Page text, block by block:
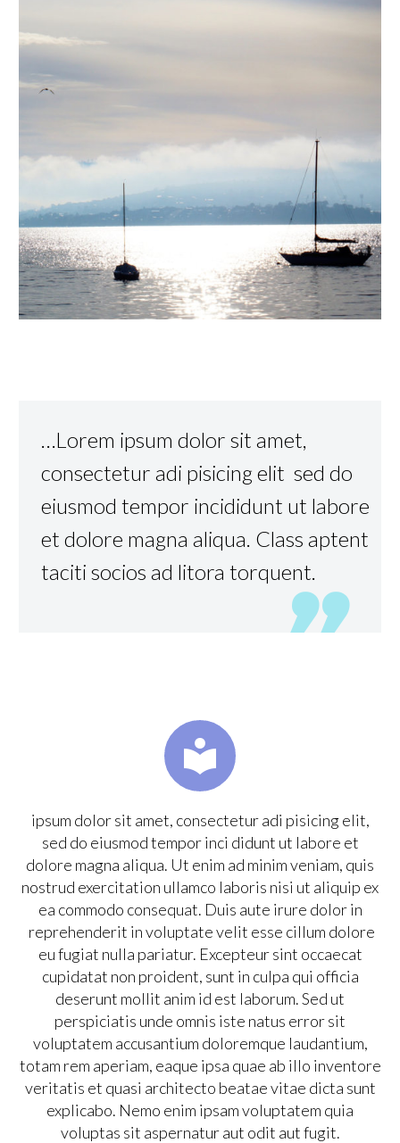
…Lorem ipsum dolor sit amet,
consectetur adi pisicing elit sed do
eiusmod tempor incididunt ut labore
et dolore magna aliqua. Class aptent
taciti socios ad litora torquent.


ipsum dolor sit amet, consectetur adi pisicing elit,
sed do eiusmod tempor inci didunt ut labore et
dolore magna aliqua. Ut enim ad minim veniam, quis
nostrud exercitation ullamco laboris nisi ut aliquip ex
ea commodo consequat. Duis aute irure dolor in
reprehenderit in voluptate velit esse cillum dolore
eu fugiat nulla pariatur. Excepteur sint occaecat
cupidatat non proident, sunt in culpa qui officia
deserunt mollit anim id est laborum. Sed ut
perspiciatis unde omnis iste natus error sit
voluptatem accusantium doloremque laudantium,
totam rem aperiam, eaque ipsa quae ab illo inventore
veritatis et quasi architecto beatae vitae dicta sunt
explicabo. Nemo enim ipsam voluptatem quia
voluptas sit aspernatur aut odit aut fugit.